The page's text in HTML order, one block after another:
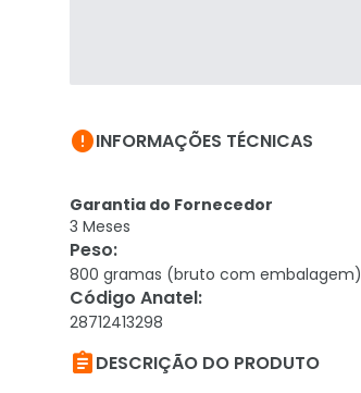
INFORMAÇÕES TÉCNICAS
Garantia do Fornecedor
3 Meses
Peso:
800 gramas (bruto com embalagem)
Código Anatel:
28712413298
DESCRIÇÃO DO PRODUTO